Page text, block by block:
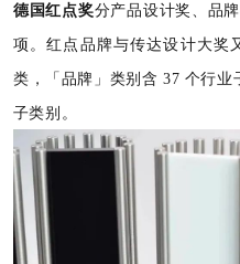
德国红点奖分产品设计奖、品
项。红点品牌与传达设计大奖
类，「品牌」类别含 37 个行
子类别。